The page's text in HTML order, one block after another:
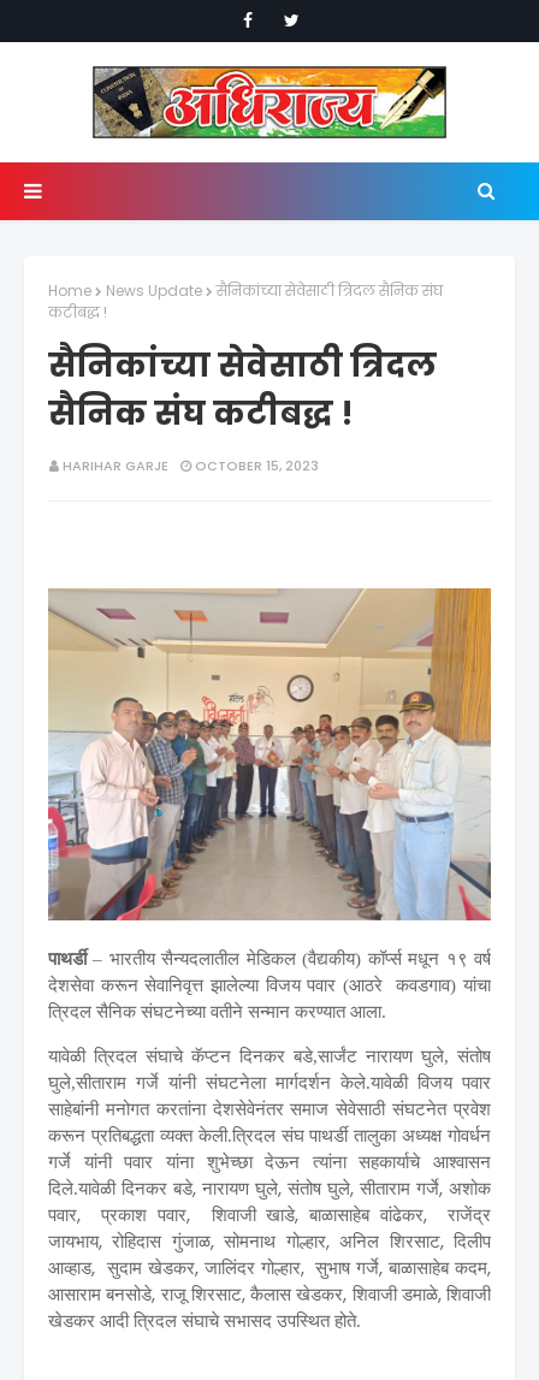
Home News Update
सैनिकांच्या सेवेसाठी त्रिदल सैनिक संघ
कटीबद्ध !
सैनिकांच्या सेवेसाठी त्रिदल
सैनिक संघ कटीबद्ध !
HARIHAR GARJE OCTOBER 15, 2023
पाथर्डी– भारतीय सैन्यदलातील मेडिकल (वैद्यकीय) कॉर्प्स मधून १९ वर्ष
देशसेवा करून सेवानिवृत्त झालेल्या विजय पवार (आठरे कवडगाव) यांचा
त्रिदल सैनिक संघटनेच्या वतीने सन्मान करण्यात आला.
यावेळी त्रिदल संघाचे कॅप्टन दिनकर बडे,सार्जंट नारायण घुले, संतोष
घुले,सीताराम गर्जे यांनी संघटनेला मार्गदर्शन केले.यावेळी विजय पवार
साहेबांनी मनोगत करतांना देशसेवेनंतर समाज सेवेसाठी संघटनेत प्रवेश
करून प्रतिबद्धता व्यक्त केली.त्रिदल संघ पाथर्डी तालुका अध्यक्ष गोवर्धन
गर्जे यांनी पवार यांना शुभेच्छा देऊन त्यांना सहकार्याचे आश्वासन
दिले.यावेळी दिनकर बडे, नारायण घुले, संतोष घुले, सीताराम गर्जे, अशोक
पवार, प्रकाश पवार, शिवाजी खाडे, बाळासाहेब वांढेकर,
राजेंद्र
जायभाय,रोहिदास गुंजाळ,सोमनाथ गोल्हार,अनिल शिरसाट,दिलीप
आव्हाड, सुदाम खेडकर, जालिंदर गोल्हार, सुभाष गर्जे,बाळासाहेब कदम,
आसाराम बनसोडे, राजू शिरसाट, कैलास खेडकर, शिवाजी डमाळे, शिवाजी
खेडकर आदी त्रिदल संघाचे सभासद उपस्थित होते.